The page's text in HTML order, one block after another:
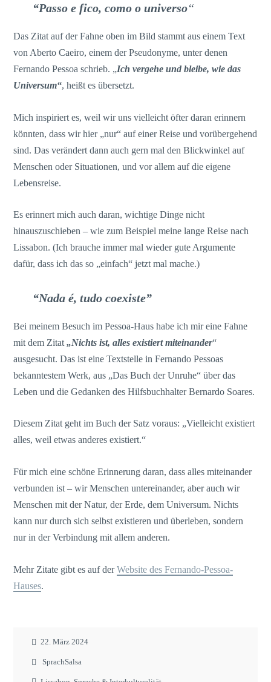
“Passo e fico, como o universo“
Das Zitat auf der Fahne oben im Bild stammt aus einem Text
von Aberto Caeiro, einem der Pseudonyme, unter denen
Fernando Pessoa schrieb. „Ich vergehe und bleibe, wie das
Universum“, heißt es übersetzt.
Mich inspiriert es, weil wir uns vielleicht öfter daran erinnern
könnten, dass wir hier „nur“ auf einer Reise und vorübergehend
sind. Das verändert dann auch gern mal den Blickwinkel auf
Menschen oder Situationen, und vor allem auf die eigene
Lebensreise.
Es erinnert mich auch daran, wichtige Dinge nicht
hinauszuschieben – wie zum Beispiel meine lange Reise nach
Lissabon. (Ich brauche immer mal wieder gute Argumente
dafür, dass ich das so „einfach“ jetzt mal mache.)
“Nada é, tudo coexiste”
Bei meinem Besuch im Pessoa-Haus habe ich mir eine Fahne
mit dem Zitat„Nichts ist, alles existiert miteinander“
ausgesucht. Das ist eine Textstelle in Fernando Pessoas
bekanntestem Werk, aus „Das Buch der Unruhe“ über das
Leben und die Gedanken des Hilfsbuchhalter Bernardo Soares.
Diesem Zitat geht im Buch der Satz voraus: „Vielleicht existiert
alles, weil etwas anderes existiert.“
Für mich eine schöne Erinnerung daran, dass alles miteinander
verbunden ist – wir Menschen untereinander, aber auch wir
Menschen mit der Natur, der Erde, dem Universum. Nichts
kann nur durch sich selbst existieren und überleben, sondern
nur in der Verbindung mit allem anderen.
Mehr Zitate gibt es auf derWebsite des Fernando-Pessoa-
Hauses.
22. März 2024
SprachSalsa